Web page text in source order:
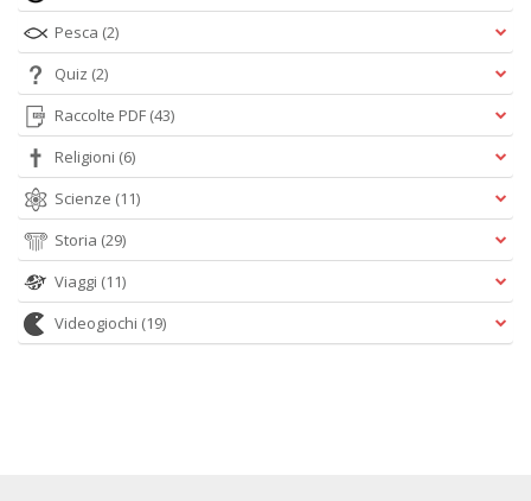
Pesca (2)
Quiz (2)
Raccolte PDF (43)
Religioni (6)
Scienze (11)
Storia (29)
Viaggi (11)
Videogiochi (19)